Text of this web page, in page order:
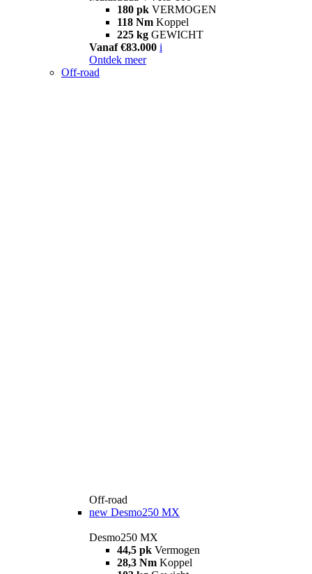
180 pk VERMOGEN
118 Nm Koppel
225 kg GEWICHT
Vanaf €83.000 i
Ontdek meer
Off-road
Off-road
new Desmo250 MX
Desmo250 MX
44,5 pk Vermogen
28,3 Nm Koppel